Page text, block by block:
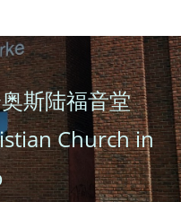
斯陆福音堂
Church in